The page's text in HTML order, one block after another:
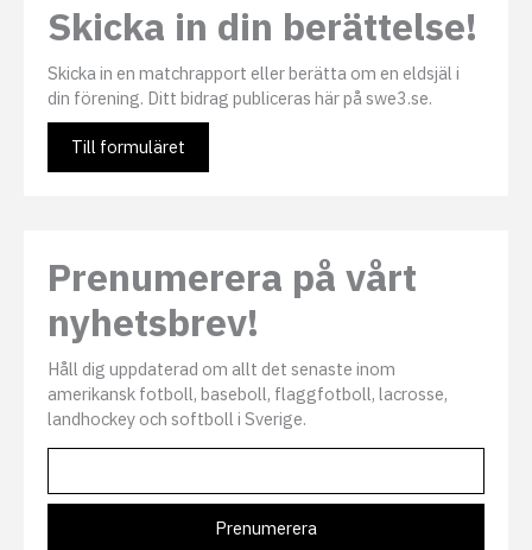
Skicka in din berättelse!
Skicka in en matchrapport eller berätta om en eldsjäl i
din förening. Ditt bidrag publiceras här på swe3.se.
Till formuläret
Prenumerera på vårt
nyhetsbrev!
Håll dig uppdaterad om allt det senaste inom
amerikansk fotboll, baseboll, flaggfotboll, lacrosse,
landhockey och softboll i Sverige.